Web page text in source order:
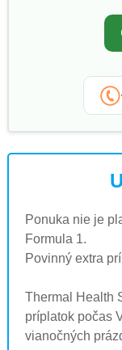
Ponuka nie je
Formula 1.
Povinný extra
Thermal Health
príplatok počas
vianočných